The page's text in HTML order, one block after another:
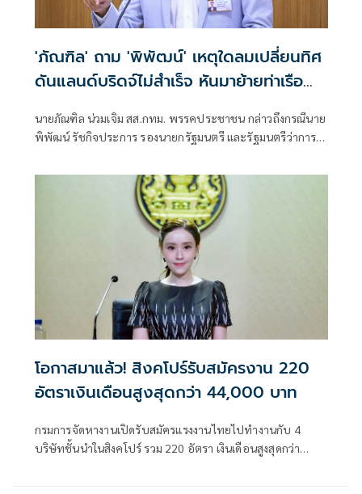
'ภัณฑิล' ถาม 'พิพัฒน์' เหตุใดลมเปลี่ยนทิศ
ดันแลนด์บริดจ์ไม่สำเร็จ หันมาย้ายท่าเรือ
นายภัณฑิล น่วมเจิม สส.กทม. พรรคประชาชน กล่าวถึงกรณีนาย
พิพัฒน์ รัชกิจประการ รองนายกรัฐมนตรี และรัฐมนตรีว่าการ
แหลมฉบัง และพัฒนาพื้นที่เป็นเอ็นเตอร์เทนเมนต์คอมเพล็กซ์
(Entertainment Complex) โดยไม่มีกาสิโน ว่า หลังเลือกตั้ง
ใหญ่ ตนเคยพูดคุยกับนายพิพัฒน์เกี่ยวกับเรื่องท่าเรือคลองเตย
โอกาสมาแล้ว! สิงคโปร์รับสมัครงาน 220
อัตราเงินเดือนสูงสุดกว่า 44,000 บาท
กรมการจัดหางานเปิดรับสมัครแรงงานไทยไปทำงานกับ 4
บริษัทชั้นนำในสิงคโปร์ รวม 220 อัตรา เงินเดือนสูงสุดกว่า